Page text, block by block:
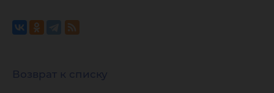
Возврат к списку